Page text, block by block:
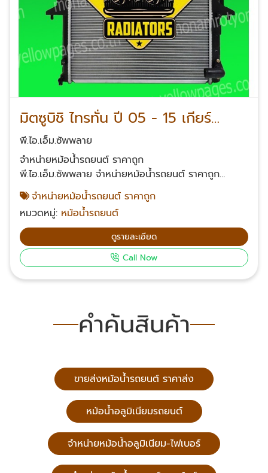
มิตซูบิชิ ไทรทั่น ปี 05 - 15 เกียร์
ธรรมดา
พี.ไอ.เอ็ม.ซัพพลาย
จำหน่ายหม้อน้ำรถยนต์ ราคาถูก
พี.ไอ.เอ็ม.ซัพพลาย จำหน่ายหม้อน้ำรถยนต์ ราคาถูก
จำหน่ายสินค้าคุณภาพ สินค้าที่มีความหนาเป็นพิเศษ แต่ยัง
จำหน่ายให้แก่ลูกค้าในราคาที่จับต้องได้ สินค้าทุกชิ้น รับ
ประกัน 90 วัน สั่งสินค้าได้ทุกวันจัดส่งสินค้าปลายทางทั่ว
ประเทศไทย สอบถามข้อมูลเพิ่มเติมเกี่ยวกับหม้อน้ำรถยนต์
โทรศัพท์ 061-624-2342, 063-232-2361,085-539-
2453, 099-326-4142 Email: suriyonl@yahoo.com
จำหน่ายหม้อน้ำรถยนต์ ราคาถูก
หมวดหมู่: หม้อน้ำรถยนต์
ดูรายละเอียด
Call Now
คำค้นสินค้า
ขายส่งหม้อน้ำรถยนต์ ราคาส่ง
หม้อน้ำอลูมิเนียมรถยนต์
จำหน่ายหม้อน้ำอลูมิเนียม-ไฟเบอร์